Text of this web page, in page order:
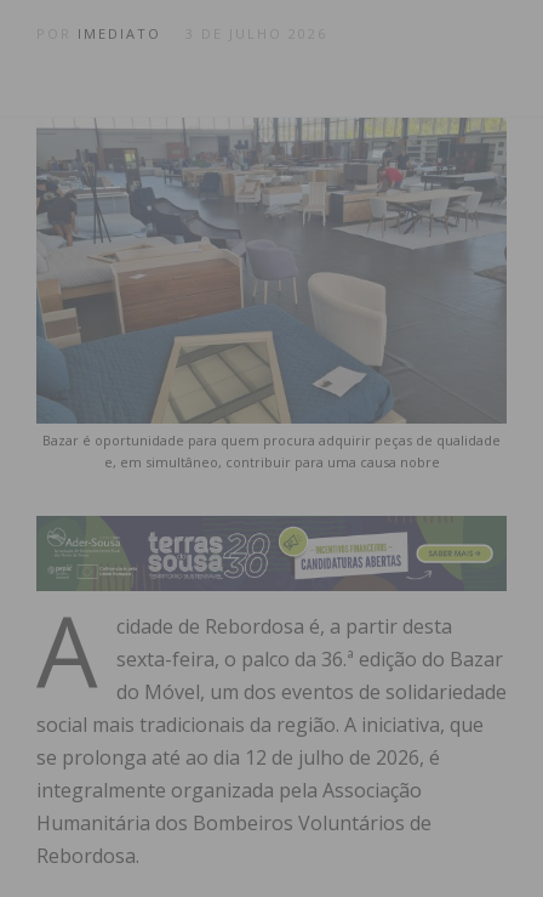
IMEDIATO
Bazar é oportunidade para quem procura adquirir peças de qualidade
e, em simultâneo, contribuir para uma causa nobre
A
cidade de Rebordosa é, a partir desta
sexta-feira, o palco da 36.ª edição do Bazar
do Móvel, um dos eventos de solidariedade
social mais tradicionais da região. A iniciativa, que
se prolonga até ao dia 12 de julho de 2026, é
integralmente organizada pela Associação
Humanitária dos Bombeiros Voluntários de
Rebordosa.